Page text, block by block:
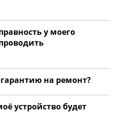
у моего
на ремонт?
устройство будет